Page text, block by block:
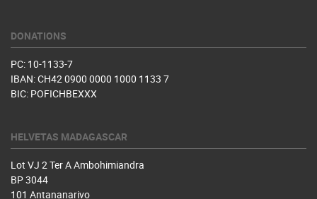
DONATIONS
PC: 10-1133-7
IBAN: CH42 0900 0000 1000 1133 7
BIC: POFICHBEXXX
HELVETAS MADAGASCAR
Lot VJ 2 Ter A Ambohimiandra
BP 3044
101 Antananarivo